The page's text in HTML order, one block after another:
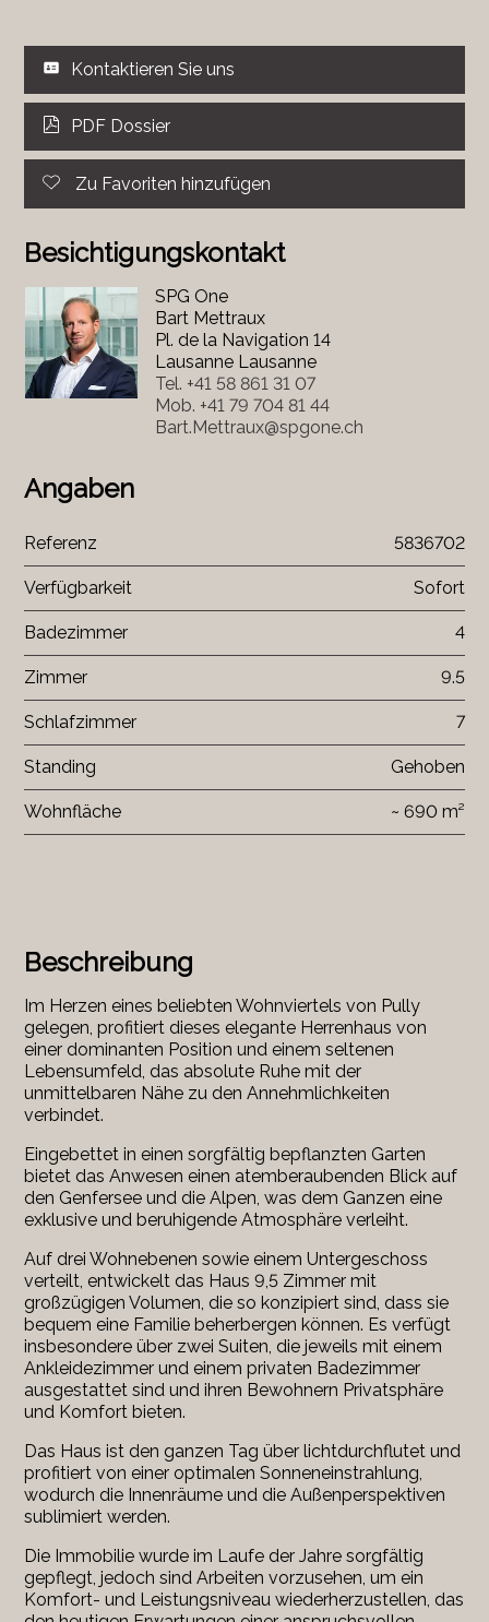
Beschreibung
Im Herzen eines beliebten Wohnviertels von Pully
gelegen, profitiert dieses elegante Herrenhaus von
einer dominanten Position und einem seltenen
Lebensumfeld, das absolute Ruhe mit der
unmittelbaren Nähe zu den Annehmlichkeiten
verbindet.
Eingebettet in einen sorgfältig bepflanzten Garten
bietet das Anwesen einen atemberaubenden Blick auf
den Genfersee und die Alpen, was dem Ganzen eine
exklusive und beruhigende Atmosphäre verleiht.
Auf drei Wohnebenen sowie einem Untergeschoss
verteilt, entwickelt das Haus 9,5 Zimmer mit
großzügigen Volumen, die so konzipiert sind, dass sie
bequem eine Familie beherbergen können. Es verfügt
insbesondere über zwei Suiten, die jeweils mit einem
Ankleidezimmer und einem privaten Badezimmer
ausgestattet sind und ihren Bewohnern Privatsphäre
und Komfort bieten.
Das Haus ist den ganzen Tag über lichtdurchflutet und
profitiert von einer optimalen Sonneneinstrahlung,
wodurch die Innenräume und die Außenperspektiven
sublimiert werden.
Die Immobilie wurde im Laufe der Jahre sorgfältig
gepflegt, jedoch sind Arbeiten vorzusehen, um ein
Komfort- und Leistungsniveau wiederherzustellen, das
Kontaktieren Sie uns
PDF Dossier
Zu Favoriten hinzufügen
Besichtigungskontakt
SPG One
Bart Mettraux
Pl. de la Navigation 14
Lausanne Lausanne
Tel. +41 58 861 31 07
Mob. +41 79 704 81 44
Bart.Mettraux@spgone.ch
Angaben
Referenz 5836702
Verfügbarkeit Sofort
Badezimmer 4
Zimmer 9.5
Schlafzimmer 7
Standing Gehoben
Wohnfläche ~ 690 m²